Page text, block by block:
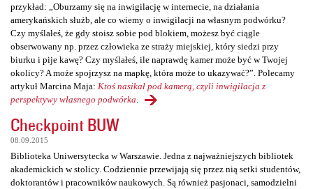
przykład: „Oburzamy się na inwigilację w internecie, na działania
amerykańskich służb, ale co wiemy o inwigilacji na własnym podwórku?
Czy myślałeś, że gdy stoisz sobie pod blokiem, możesz być ciągle
obserwowany np. przez człowieka ze straży miejskiej, który siedzi przy
biurku i pije kawę? Czy myślałeś, ile naprawdę kamer może być w Twojej
okolicy? A może spojrzysz na mapkę, która może to ukazywać?”. Polecamy
artykuł Marcina Maja: Ktoś nasikał pod kamerą, czyli inwigilacja z
perspektywy własnego podwórka
Checkpoint BUW
08.09.2015
Biblioteka Uniwersytecka w Warszawie. Jedna z najważniejszych bibliotek
akademickich w stolicy. Codziennie przewijają się przez nią setki studentów,
doktorantów i pracowników naukowych. Są również pasjonaci, samodzielni